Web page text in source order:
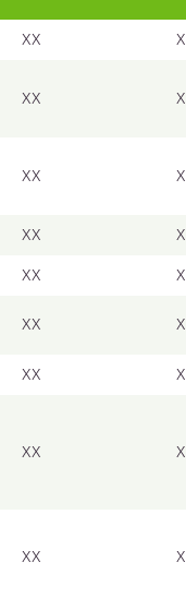
XX
XX
XX
XX
XX
XX
XX
XX
XX